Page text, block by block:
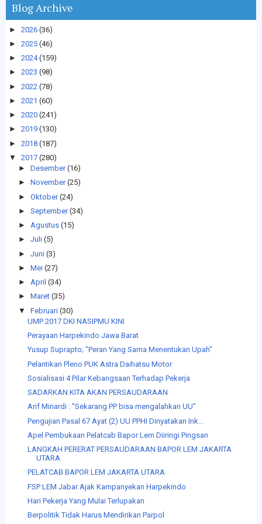
Blog Archive
► 2026 (36)
► 2025 (46)
► 2024 (159)
► 2023 (98)
► 2022 (78)
► 2021 (60)
► 2020 (241)
► 2019 (130)
► 2018 (187)
▼
2017 (280)
► Desember (16)
► November (25)
► Oktober (24)
► September (34)
► Agustus (15)
► Juli (5)
► Juni (3)
► Mei (27)
► April (34)
► Maret (35)
▼
Februari (30)
UMP 2017 DKI NASIPMU KINI
Perayaan Harpekindo Jawa Barat
Yusup Suprapto; "Peran Yang Sama Menentukan Upah"
Pelantikan Pleno PUK Astra Daihatsu Motor
Sosialisasi 4 Pilar Kebangsaan Terhadap Pekerja
SADARKAN KITA AKAN PERSAUDARAAN
Arif Minardi : "Sekarang PP bisa mengalahkan UU"
Pengujian Pasal 67 Ayat (2) UU PPHI Dinyatakan Ink...
Apel Pembukaan Pelatcab Bapor Lem Diiringi Pingsan
LANGKAH PERERAT PERSAUDARAAN BAPOR LEM JAKARTA
UTARA
PELATCAB BAPOR LEM JAKARTA UTARA
FSP LEM Jabar Ajak Kampanyekan Harpekindo
Hari Pekerja Yang Mulai Terlupakan
Berpolitik Tidak Harus Mendirikan Parpol